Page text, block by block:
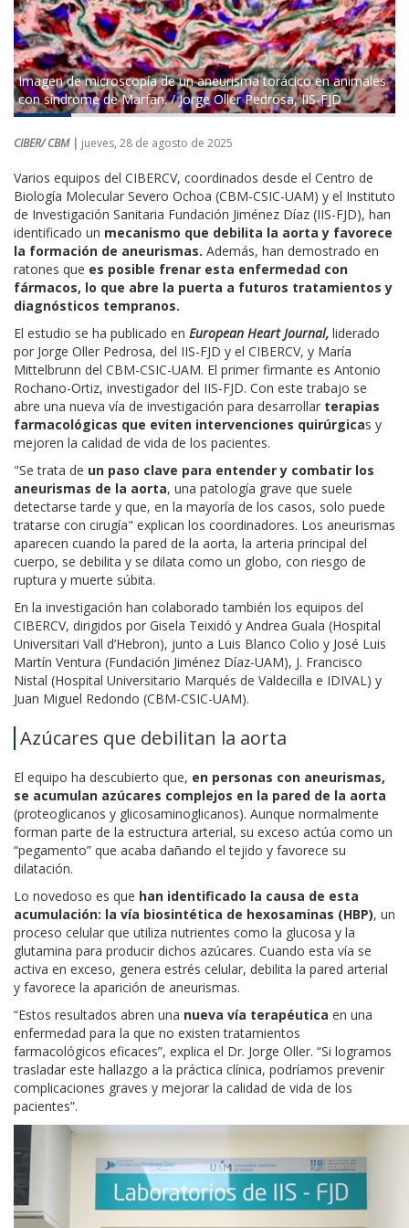
Imagen de microscopía de un aneurisma torácico en animales
con síndrome de Marfan. / Jorge Oller Pedrosa, IIS-FJD
CIBER/ CBM | jueves, 28 de agosto de 2025
Varios equipos del CIBERCV, coordinados desde el Centro de
Biología Molecular Severo Ochoa (CBM-CSIC-UAM) y el Instituto
de Investigación Sanitaria Fundación Jiménez Díaz (IIS-FJD), han
identificado un mecanismo que debilita la aorta y favorece
la formación de aneurismas. Además, han demostrado en
ratones que es posible frenar esta enfermedad con
fármacos, lo que abre la puerta a futuros tratamientos y
diagnósticos tempranos.
El estudio se ha publicado en European Heart Journal, liderado
por Jorge Oller Pedrosa, del IIS-FJD y el CIBERCV, y María
Mittelbrunn del CBM-CSIC-UAM. El primer firmante es Antonio
Rochano-Ortiz, investigador del IIS-FJD. Con este trabajo se
abre una nueva vía de investigación para desarrollar terapias
farmacológicas que eviten intervenciones quirúrgicas y
mejoren la calidad de vida de los pacientes.
"Se trata de un paso clave para entender y combatir los
aneurismas de la aorta, una patología grave que suele
detectarse tarde y que, en la mayoría de los casos, solo puede
tratarse con cirugía" explican los coordinadores. Los aneurismas
aparecen cuando la pared de la aorta, la arteria principal del
cuerpo, se debilita y se dilata como un globo, con riesgo de
ruptura y muerte súbita.
En la investigación han colaborado también los equipos del
CIBERCV, dirigidos por Gisela Teixidó y Andrea Guala (Hospital
Universitari Vall d’Hebron), junto a Luis Blanco Colio y José Luis
Martín Ventura (Fundación Jiménez Díaz-UAM), J. Francisco
Nistal (Hospital Universitario Marqués de Valdecilla e IDIVAL) y
Juan Miguel Redondo (CBM-CSIC-UAM).
Azúcares que debilitan la aorta
El equipo ha descubierto que, en personas con aneurismas,
se acumulan azúcares complejos en la pared de la aorta
(proteoglicanos y glicosaminoglicanos). Aunque normalmente
forman parte de la estructura arterial, su exceso actúa como un
“pegamento” que acaba dañando el tejido y favorece su
dilatación.
Lo novedoso es que han identificado la causa de esta
acumulación: la vía biosintética de hexosaminas (HBP), un
proceso celular que utiliza nutrientes como la glucosa y la
glutamina para producir dichos azúcares. Cuando esta vía se
activa en exceso, genera estrés celular, debilita la pared arterial
y favorece la aparición de aneurismas.
“Estos resultados abren una nueva vía terapéutica en una
enfermedad para la que no existen tratamientos
farmacológicos eficaces”, explica el Dr. Jorge Oller. “Si logramos
trasladar este hallazgo a la práctica clínica, podríamos prevenir
complicaciones graves y mejorar la calidad de vida de los
pacientes”.